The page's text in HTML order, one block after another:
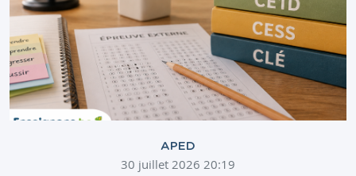
APED
30 juillet 2026 20:19